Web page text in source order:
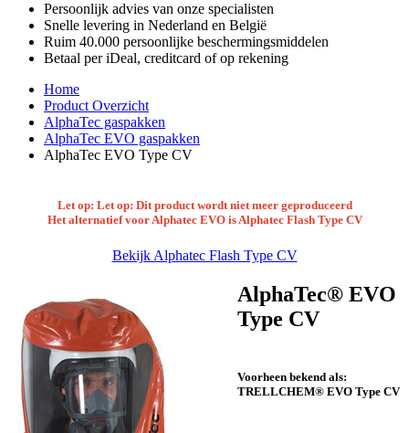
Persoonlijk advies van onze specialisten
Snelle levering in Nederland en België
Ruim 40.000 persoonlijke beschermingsmiddelen
Betaal per iDeal, creditcard of op rekening
Home
Product Overzicht
AlphaTec gaspakken
AlphaTec EVO gaspakken
AlphaTec EVO Type CV
Let op: Let op: Dit product wordt niet meer geproduceerd
Het alternatief voor Alphatec EVO is Alphatec Flash Type CV
Bekijk Alphatec Flash Type CV
AlphaTec® EVO
Type CV
Voorheen bekend als:
TRELLCHEM® EVO Type CV